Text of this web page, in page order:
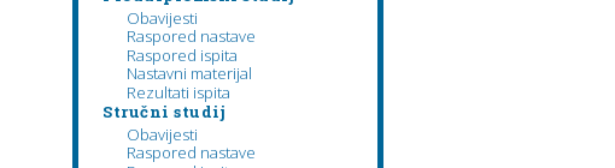
Obavijesti
Raspored nastave
Raspored ispita
Nastavni materijal
Rezultati ispita
Stručni studij
Obavijesti
Raspored nastave